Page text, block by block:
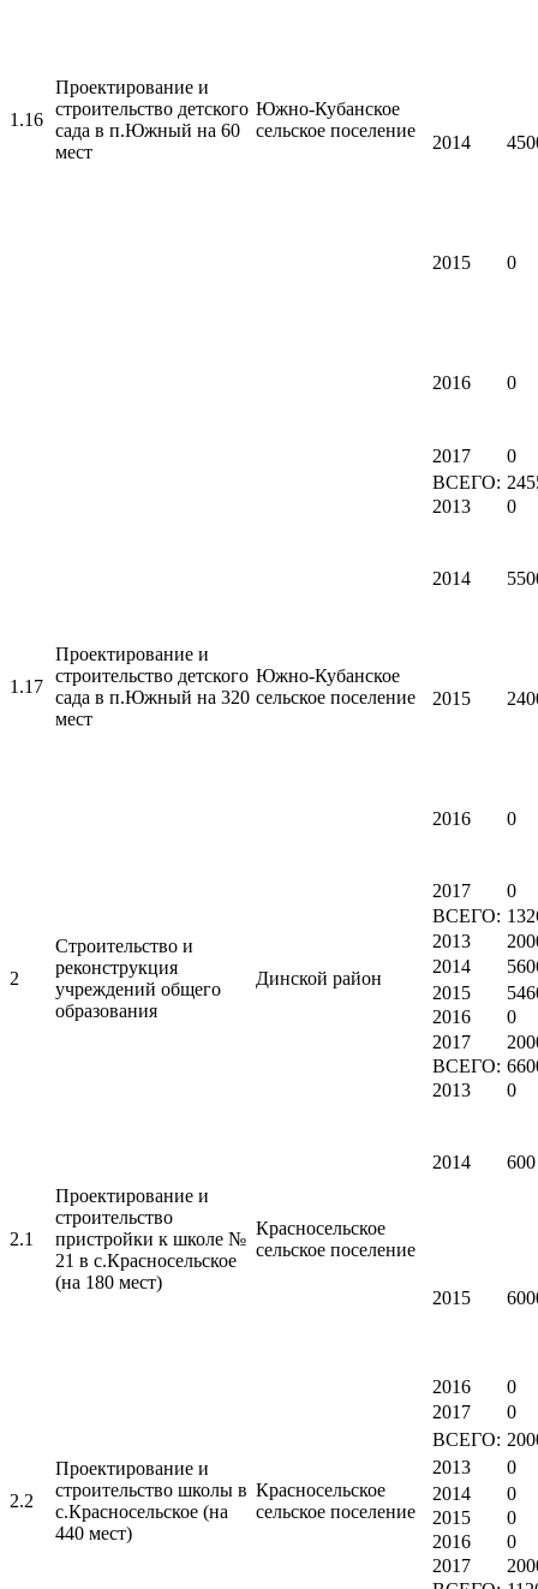
1.16
Проектирование и
строительство детского
сада в п.Южный на 60
мест
Южно-Кубанское
сельское поселение
2014
2015 0
2016 0
2017 0
1.17
Проектирование и
строительство детского
сада в п.Южный на 320
мест
Южно-Кубанское
сельское поселение
ВСЕГО:
2013
0
2014
2015
2016 0
2017 0
2
Строительство и
реконструкция
учреждений общего
образования
Динской район
ВСЕГО:
2013
2014
2015
2016
0
2017
2.1
Проектирование и
строительство
пристройки к школе №
21 в с.Красносельское
(на 180 мест)
Красносельское
сельское поселение
ВСЕГО:
2013
0
2014 600
2015
2016
0
2017
0
2.2
Проектирование и
строительство школы в
с.Красносельское (на
440 мест)
Красносельское
сельское поселение
ВСЕГО:
2013
0
2014
0
2015
0
2016
0
2017